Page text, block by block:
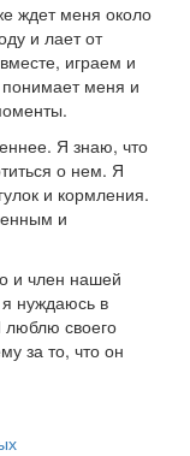
ждет меня около
и лает от
играем и
меня и
Я знаю, что
о нем. Я
и кормления.
и
и член нашей
нуждаюсь в
люблю своего
за то, что он